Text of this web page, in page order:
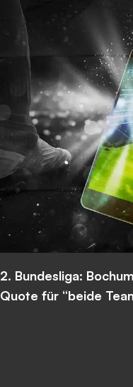
2. Bundesliga:
Quote für “beide